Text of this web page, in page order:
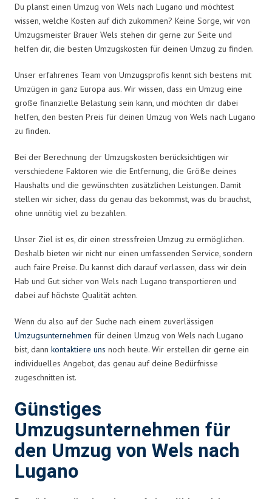
Du planst einen Umzug von Wels nach Lugano und möchtest
wissen, welche Kosten auf dich zukommen? Keine Sorge, wir von
Umzugsmeister Brauer Wels stehen dir gerne zur Seite und
helfen dir, die besten Umzugskosten für deinen Umzug zu finden.
Unser erfahrenes Team von Umzugsprofis kennt sich bestens mit
Umzügen in ganz Europa aus. Wir wissen, dass ein Umzug eine
große finanzielle Belastung sein kann, und möchten dir dabei
helfen, den besten Preis für deinen Umzug von Wels nach Lugano
zu finden.
Bei der Berechnung der Umzugskosten berücksichtigen wir
verschiedene Faktoren wie die Entfernung, die Größe deines
Haushalts und die gewünschten zusätzlichen Leistungen. Damit
stellen wir sicher, dass du genau das bekommst, was du brauchst,
ohne unnötig viel zu bezahlen.
Unser Ziel ist es, dir einen stressfreien Umzug zu ermöglichen.
Deshalb bieten wir nicht nur einen umfassenden Service, sondern
auch faire Preise. Du kannst dich darauf verlassen, dass wir dein
Hab und Gut sicher von Wels nach Lugano transportieren und
dabei auf höchste Qualität achten.
Wenn du also auf der Suche nach einem zuverlässigen
Umzugsunternehmen für deinen Umzug von Wels nach Lugano
bist, dann kontaktiere uns noch heute. Wir erstellen dir gerne ein
individuelles Angebot, das genau auf deine Bedürfnisse
zugeschnitten ist.
Günstiges
Umzugsunternehmen für
den Umzug von Wels nach
Lugano